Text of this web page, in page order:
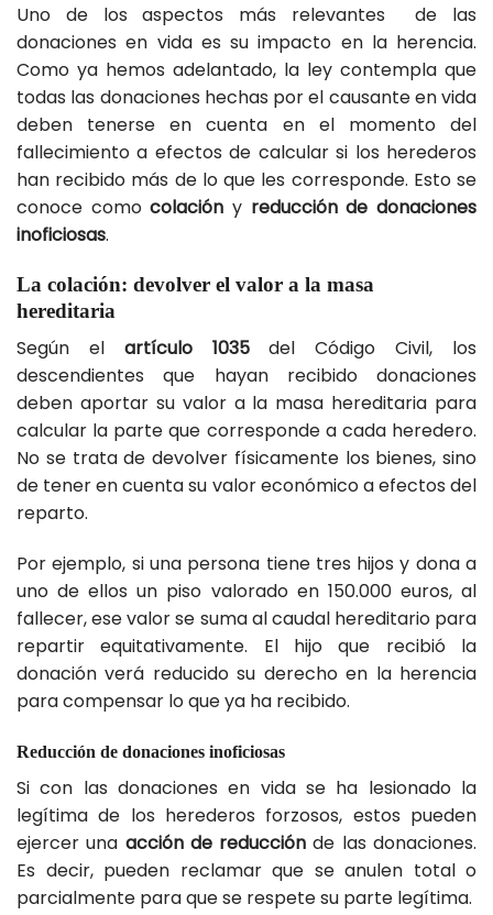
Uno de los aspectos más relevantes de las
donaciones en vida es su impacto en la herencia.
Como ya hemos adelantado, la ley contempla que
todas las donaciones hechas por el causante en vida
deben tenerse en cuenta en el momento del
fallecimiento a efectos de calcular si los herederos
han recibido más de lo que les corresponde. Esto se
conoce comocolación y reducción de donaciones
inoficiosas.
La colación: devolver el valor a la masa
hereditaria
Según el artículo 1035del Código Civil, los
descendientes que hayan recibido donaciones
deben aportar su valor a la masa hereditaria para
calcular la parte que corresponde a cada heredero.
No se trata de devolver físicamente los bienes, sino
de tener en cuenta su valor económico a efectos del
reparto.
Por ejemplo, si una persona tiene tres hijos y dona a
uno de ellos un piso valorado en 150.000 euros, al
fallecer, ese valor se suma al caudal hereditario para
repartir equitativamente. El hijo que recibió la
donación verá reducido su derecho en la herencia
para compensar lo que ya ha recibido.
Reducción de donaciones inoficiosas
Si con las donaciones en vida se ha lesionado la
legítima de los herederos forzosos, estos pueden
ejercer una acción de reducción de las donaciones.
Es decir, pueden reclamar que se anulen total o
parcialmente para que se respete su parte legítima.